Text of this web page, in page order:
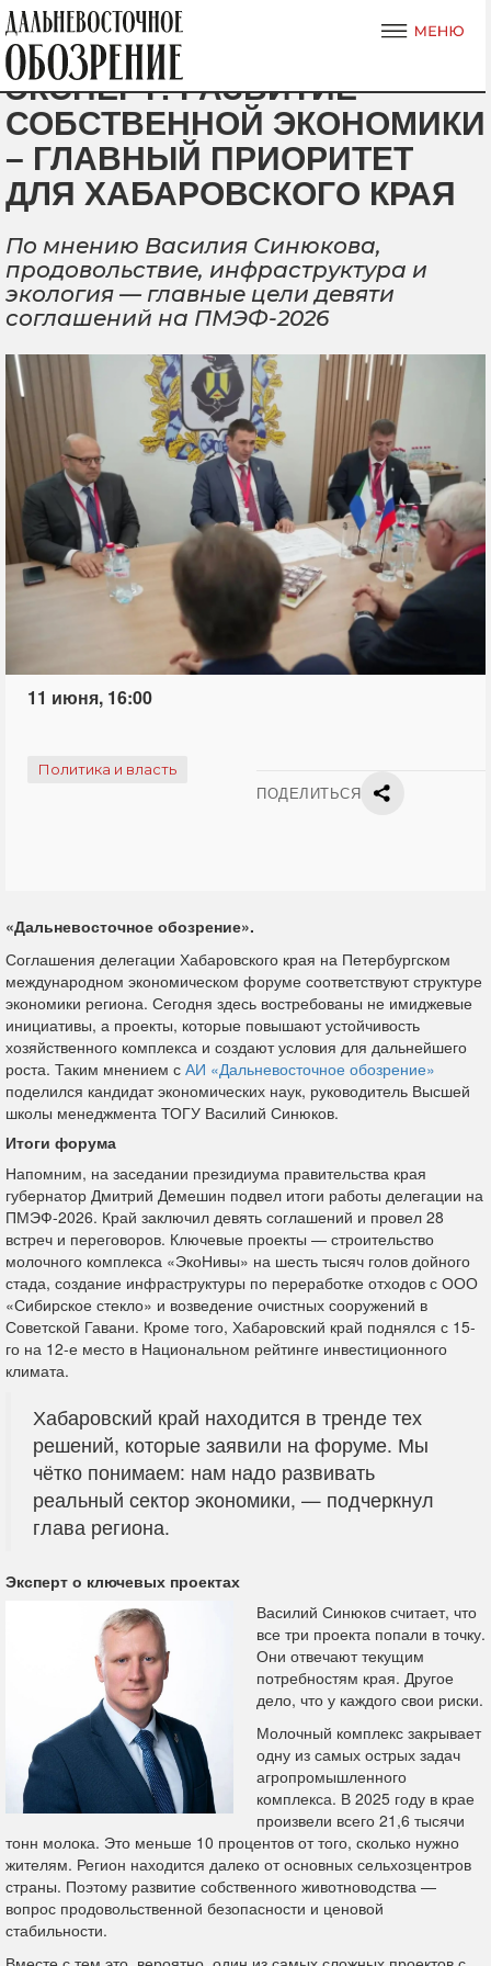
ЭКСПЕРТ: РАЗВИТИЕ
СОБСТВЕННОЙ ЭКОНОМИКИ
– ГЛАВНЫЙ ПРИОРИТЕТ
ДЛЯ ХАБАРОВСКОГО КРАЯ
По мнению Василия Синюкова,
продовольствие, инфраструктура и
экология — главные цели девяти
соглашений на ПМЭФ-2026
11 июня, 16:00
Политика и власть
ПОДЕЛИТЬСЯ
«Дальневосточное обозрение».
Соглашения делегации Хабаровского края на Петербургском
международном экономическом форуме соответствуют структуре
экономики региона. Сегодня здесь востребованы не имиджевые
инициативы, а проекты, которые повышают устойчивость
хозяйственного комплекса и создают условия для дальнейшего
роста. Таким мнением с АИ «Дальневосточное обозрение»
поделился кандидат экономических наук, руководитель Высшей
школы менеджмента ТОГУ Василий Синюков.
Итоги форума
Напомним, на заседании президиума правительства края
губернатор Дмитрий Демешин подвел итоги работы делегации на
ПМЭФ-2026. Край заключил девять соглашений и провел 28
встреч и переговоров. Ключевые проекты — строительство
молочного комплекса «ЭкоНивы» на шесть тысяч голов дойного
стада, создание инфраструктуры по переработке отходов с ООО
«Сибирское стекло» и возведение очистных сооружений в
Советской Гавани. Кроме того, Хабаровский край поднялся с 15-
го на 12-е место в Национальном рейтинге инвестиционного
климата.
Хабаровский край находится в тренде тех
решений, которые заявили на форуме. Мы
чётко понимаем: нам надо развивать
реальный сектор экономики, — подчеркнул
глава региона.
Эксперт о ключевых проектах
Василий Синюков считает, что
все три проекта попали в точку.
Они отвечают текущим
потребностям края. Другое
дело, что у каждого свои риски.
Молочный комплекс закрывает
одну из самых острых задач
агропромышленного
комплекса. В 2025 году в крае
произвели всего 21,6 тысячи
тонн молока. Это меньше 10 процентов от того, сколько нужно
жителям. Регион находится далеко от основных сельхозцентров
страны. Поэтому развитие собственного животноводства —
вопрос продовольственной безопасности и ценовой
стабильности.